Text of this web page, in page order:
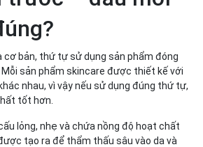
cơ bản, thứ tự sử dụng sản phẩm đóng
sản phẩm skincare được thiết kế với
nhau, vì vậy nếu sử dụng đúng thứ tự,
tốt hơn.
lỏng, nhẹ và chứa nồng độ hoạt chất
tạo ra để thẩm thấu sâu vào da và